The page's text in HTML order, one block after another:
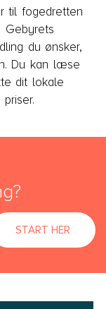
til fogedretten
Gebyrets
du ønsker,
Du kan læse
dit lokale
START HER